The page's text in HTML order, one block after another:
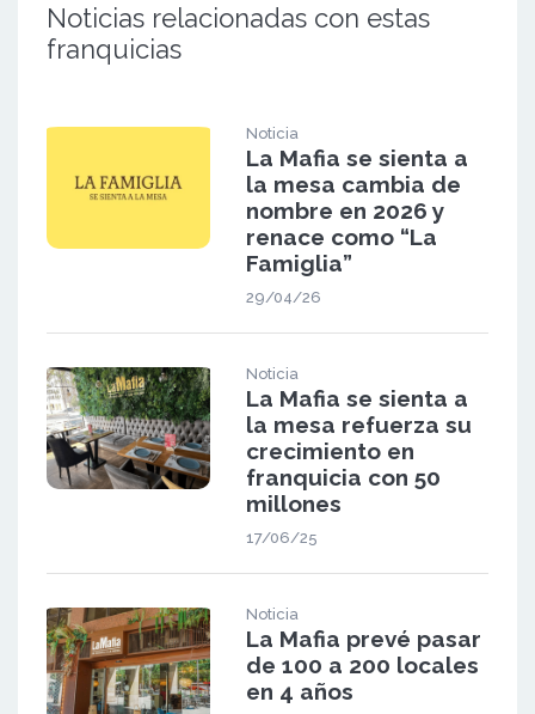
Noticias relacionadas con estas
franquicias
Noticia
La Mafia se sienta a
la mesa cambia de
nombre en 2026 y
renace como “La
Famiglia”
29/04/26
Noticia
La Mafia se sienta a
la mesa refuerza su
crecimiento en
franquicia con 50
millones
17/06/25
Noticia
La Mafia prevé pasar
de 100 a 200 locales
en 4 años